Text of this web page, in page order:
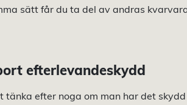
sätt får du ta del av andras
efterlevandeskydd
tänka efter noga om man har det